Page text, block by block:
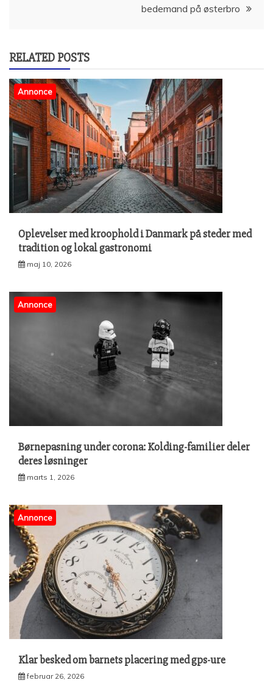
bedemand på østerbro
RELATED POSTS
Annonce
Oplevelser med kroophold i Danmark på steder med
tradition og lokal gastronomi
maj 10, 2026
Annonce
Børnepasning under corona: Kolding-familier deler
deres løsninger
marts 1, 2026
Annonce
Klar besked om barnets placering med gps-ure
februar 26, 2026